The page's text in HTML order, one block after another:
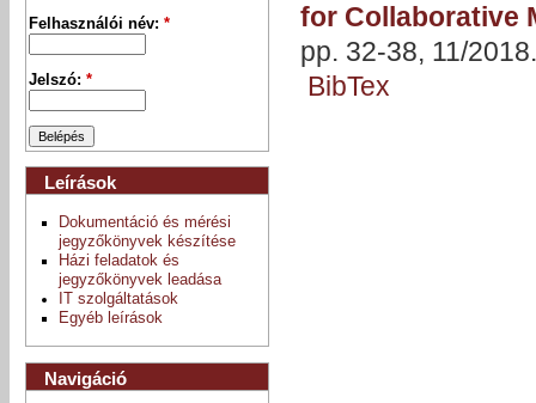
for Collaborative
pp. 32-38, 11/2018.
BibTex
Felhasználói név:*
Jelszó:*
Leírások
Dokumentáció és mérési
jegyzőkönyvek készítése
Házi feladatok és
jegyzőkönyvek leadása
IT szolgáltatások
Egyéb leírások
Navigáció